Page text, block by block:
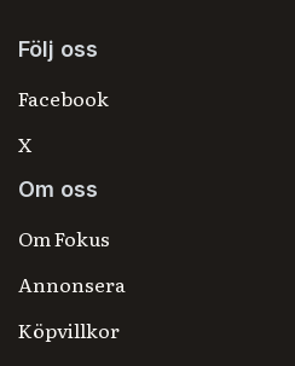
Följ oss
Facebook
X
Om oss
Om Fokus
Annonsera
Köpvillkor